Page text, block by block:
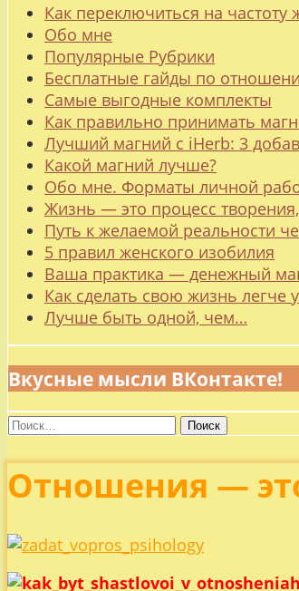
Как переключиться на
Обо мне
Популярные Рубрики
Бесплатные гайды по
Самые выгодные комплекты
Как правильно принимать
Лучший магний с iHerb: 3
Какой магний лучше?
Обо мне. Форматы личной
Жизнь — это процесс
Путь к желаемой реальности
5 правил женского изобилия
Ваша практика — денежный
Как сделать свою жизнь легче
Лучше быть одной, чем…
Вкусные мысли ВКонтакте!
Найти:
Отношения —